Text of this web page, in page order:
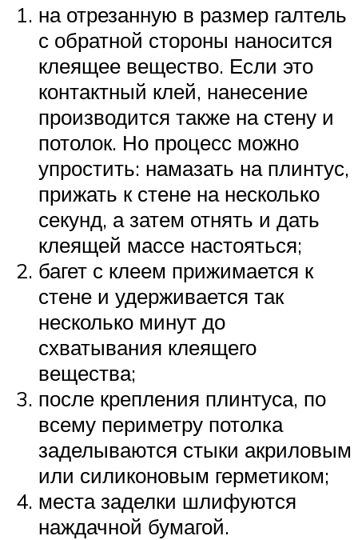
на отрезанную в размер галтель
с обратной стороны наносится
клеящее вещество. Если это
контактный клей, нанесение
производится также на стену и
потолок. Но процесс можно
упростить: намазать на плинтус,
прижать к стене на несколько
секунд, а затем отнять и дать
клеящей массе настояться;
багет с клеем прижимается к
стене и удерживается так
несколько минут до
схватывания клеящего
вещества;
после крепления плинтуса, по
всему периметру потолка
заделываются стыки акриловым
или силиконовым герметиком;
места заделки шлифуются
наждачной бумагой.